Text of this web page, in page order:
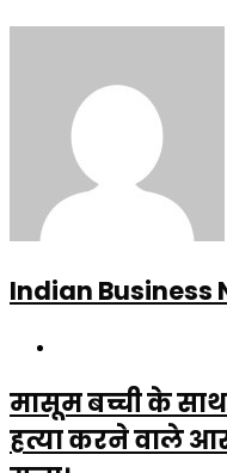
Indian Business
मासूम बच्ची के
हत्या करने वाले